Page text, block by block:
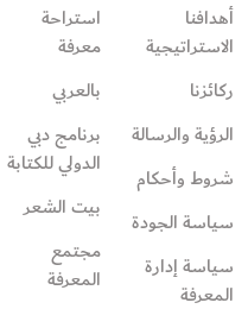
أهدافنا
الاستراتيجية
ركائزنا
الرؤية والرسالة
شروط وأحكام
سياسة الجودة
سياسة إدارة
المعرفة
استراحة
معرفة
بالعربي
برنامج دبي
الدولي للكتابة
بيت الشعر
مجتمع
المعرفة